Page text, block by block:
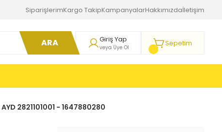
SiparişlerimKargo TakipKampanyalarHakkımızdaİletişim
ARA Giriş Yap
veya Üye Ol Sepetim
AYD 2821101001 - 1647880280